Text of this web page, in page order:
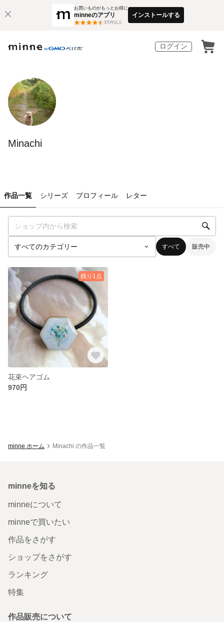
お買いものがもっとお得に
minneのアプリ
3万件以上
インストールする
ログイン
Minachi
作品一覧 シリーズ プロフィール レター
すべて 販売中
残り1点
花束ヘアゴム
970円
minne ホーム Minachi の作品一覧
minneを知る
minneについて
minneで買いたい
作品をさがす
ショップをさがす
ランキング
特集
作品販売について